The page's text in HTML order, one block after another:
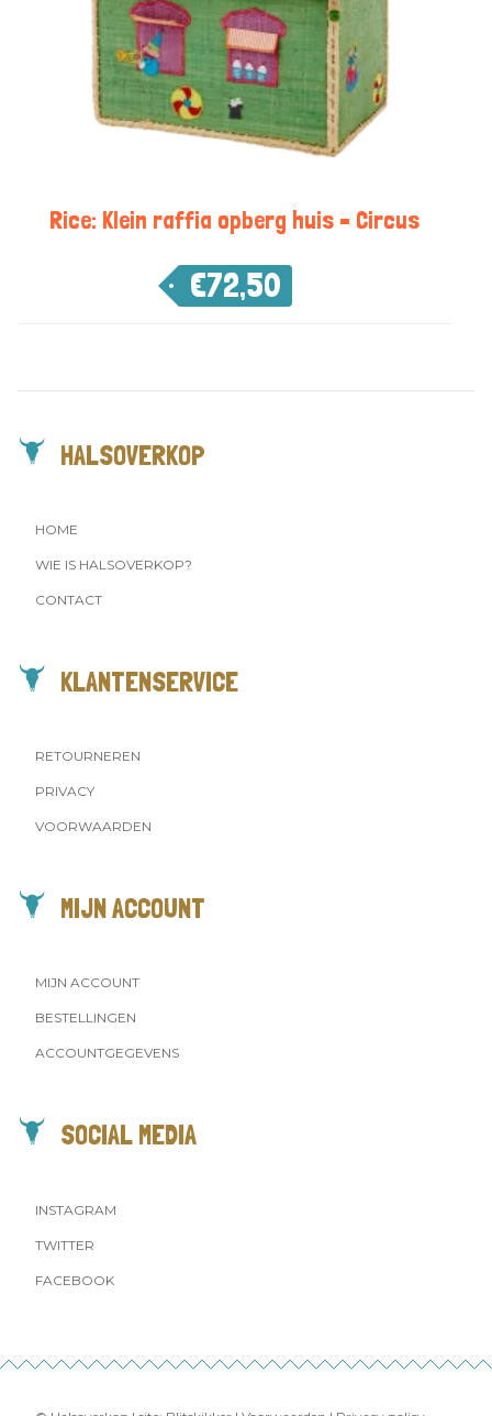
Rice: Klein raffia opberg huis – Circus
€72,50
HALSOVERKOP
HOME
WIE IS HALSOVERKOP?
CONTACT
KLANTENSERVICE
RETOURNEREN
PRIVACY
VOORWAARDEN
MIJN ACCOUNT
MIJN ACCOUNT
BESTELLINGEN
ACCOUNTGEGEVENS
SOCIAL MEDIA
INSTAGRAM
TWITTER
FACEBOOK